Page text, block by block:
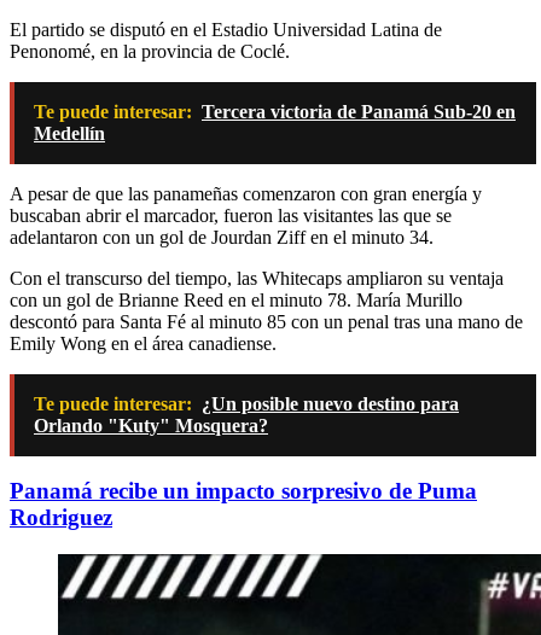
El partido se disputó en el Estadio Universidad Latina de
Penonomé, en la provincia de Coclé.
Te puede interesar: Tercera victoria de Panamá Sub-20 en
Medellín
A pesar de que las panameñas comenzaron con gran energía y
buscaban abrir el marcador, fueron las visitantes las que se
adelantaron con un gol de Jourdan Ziff en el minuto 34.
Con el transcurso del tiempo, las Whitecaps ampliaron su ventaja
con un gol de Brianne Reed en el minuto 78. María Murillo
descontó para Santa Fé al minuto 85 con un penal tras una mano de
Emily Wong en el área canadiense.
Te puede interesar: ¿Un posible nuevo destino para
Orlando "Kuty" Mosquera?
Panamá recibe un impacto sorpresivo de Puma
Rodriguez